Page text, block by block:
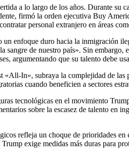
a lo largo de los años. Durante
firmó la orden ejecutiva Buy
personal extranjero en áreas
enfoque duro hacia la inmigración
sangre de nuestro país». Sin
argumentando que su talento debe
«All-In», subraya la complejidad de
cuando beneficien a sectores
tecnológicas en el movimiento
sobre la escasez de talento
refleja un choque de prioridades
exige medidas más duras para